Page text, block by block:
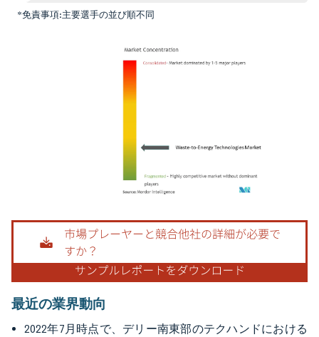
*免責事項:主要選手の並び順不同
画像 © Mordor Intelligence。再利用にはCC BY 4.0の表示が必要です。
最近の業界動向
2022年7月時点で、デリー南東部のテクハンドにおける